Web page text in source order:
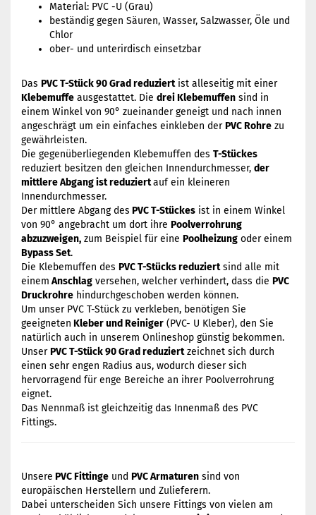
Material: PVC -U (Grau)
beständig gegen Säuren, Wasser, Salzwasser, Öle und
Chlor
ober- und unterirdisch einsetzbar
Das PVC T-Stück 90 Grad reduziertist alleseitig mit einer
Klebemuffe ausgestattet. Die drei Klebemuffen sind in
einem Winkel von 90° zueinander geneigt und nach innen
angeschrägt um ein einfaches einkleben derPVC Rohre zu
gewährleisten.
Die gegenüberliegenden Klebemuffen des T-Stückes
reduziert besitzen den gleichen Innendurchmesser, der
mittlere Abgang ist reduziertauf ein kleineren
Innendurchmesser.
Der mittlere Abgang des PVC T-Stückes ist in einem Winkel
von 90° angebracht um dort ihre Poolverrohrung
abzuzweigen, zum Beispiel für eine Poolheizung oder einem
Bypass Set.
Die Klebemuffen des PVC T-Stücks reduziertsind alle mit
einem Anschlag versehen, welcher verhindert, dass die PVC
Druckrohre hindurchgeschoben werden können.
Um unser PVC T-Stück zu verkleben, benötigen Sie
geeigneten Kleber und Reiniger (PVC- U Kleber), den Sie
natürlich auch in unserem Onlineshop günstig bekommen.
UnserPVC T-Stück 90 Grad reduziertzeichnet sich durch
einen sehr engen Radius aus, wodurch dieser sich
hervorragend für enge Bereiche an ihrer Poolverrohrung
eignet.
Das Nennmaß ist gleichzeitig das Innenmaß des PVC
Fittings.
Unsere PVC Fittinge und PVC Armaturen sind von
europäischen Herstellern und Zulieferern.
Dabei unterscheiden Sich unsere Fittings von vielen am